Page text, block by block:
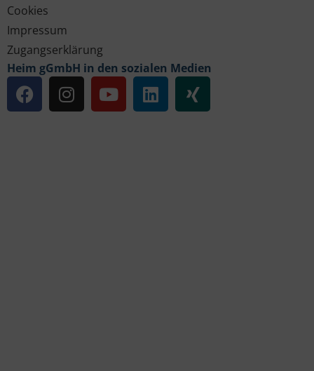
Cookies
Impressum
Zugangserklärung
Heim gGmbH in den sozialen Medien